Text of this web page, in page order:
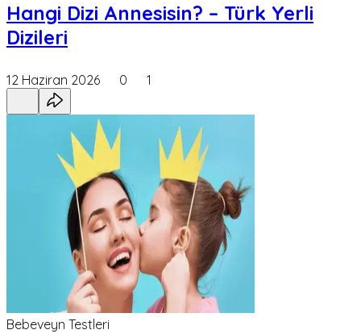
Hangi Dizi Annesisin? – Türk Yerli
Dizileri
12 Haziran 2026 0 1
Bebeveyn Testleri